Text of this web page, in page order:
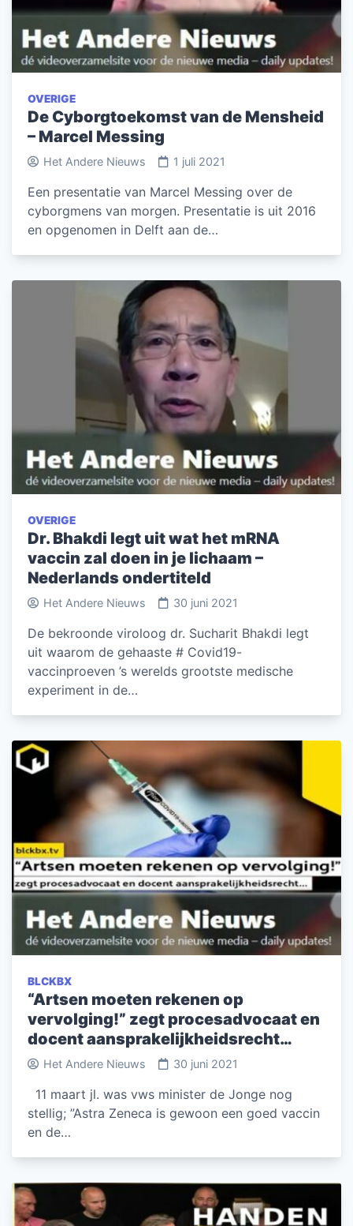
OVERIGE
De Cyborgtoekomst van de Mensheid
– Marcel Messing
Het Andere Nieuws 1 juli 2021
Een presentatie van Marcel Messing over de
cyborgmens van morgen. Presentatie is uit 2016
en opgenomen in Delft aan de…
OVERIGE
Dr. Bhakdi legt uit wat het mRNA
vaccin zal doen in je lichaam –
Nederlands ondertiteld
Het Andere Nieuws 30 juni 2021
De bekroonde viroloog dr. Sucharit Bhakdi legt
uit waarom de gehaaste # Covid19-
vaccinproeven ’s werelds grootste medische
experiment in de…
BLCKBX
“Artsen moeten rekenen op
vervolging!” zegt procesadvocaat en
docent aansprakelijkheidsrecht…
Het Andere Nieuws 30 juni 2021
11 maart jl. was vws minister de Jonge nog
stellig; ”Astra Zeneca is gewoon een goed vaccin
en de…